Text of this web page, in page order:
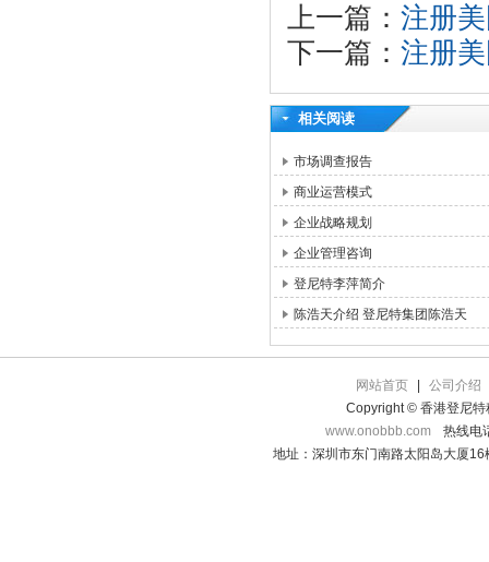
上一篇： 注册
下一篇： 注册
相关阅读
市场调查报告
商业运营模式
企业战略规划
企业管理咨询
登尼特李萍简介
陈浩天介绍 登尼特集团陈浩天
网站首页
公司介绍
Copyright © 香港登尼特
www.onobbb.com
热线电
地址：深圳市东门南路太阳岛大厦